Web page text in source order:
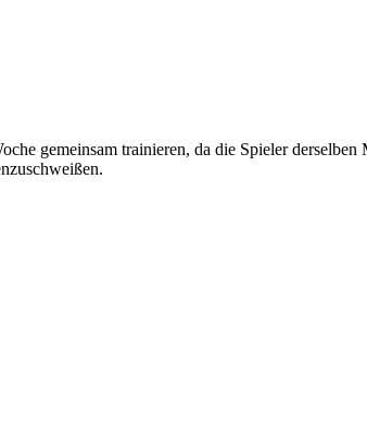
gemeinsam trainieren, da die Spieler